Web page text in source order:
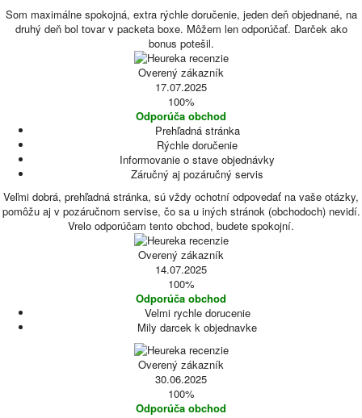
Som maximálne spokojná, extra rýchle doručenie, jeden deň objednané, na
druhý deň bol tovar v packeta boxe. Môžem len odporúčať. Darček ako
bonus potešil.
Overený zákazník
17.07.2025
100%
Odporúča obchod
Prehľadná stránka
Rýchle doručenie
Informovanie o stave objednávky
Záručný aj pozáručný servis
Veľmi dobrá, prehľadná stránka, sú vždy ochotní odpovedať na vaše otázky,
pomôžu aj v pozáručnom servise, čo sa u iných stránok (obchodoch) nevidí.
Vrelo odporúčam tento obchod, budete spokojní.
Overený zákazník
14.07.2025
100%
Odporúča obchod
Velmi rychle dorucenie
Mily darcek k objednavke
Overený zákazník
30.06.2025
100%
Odporúča obchod